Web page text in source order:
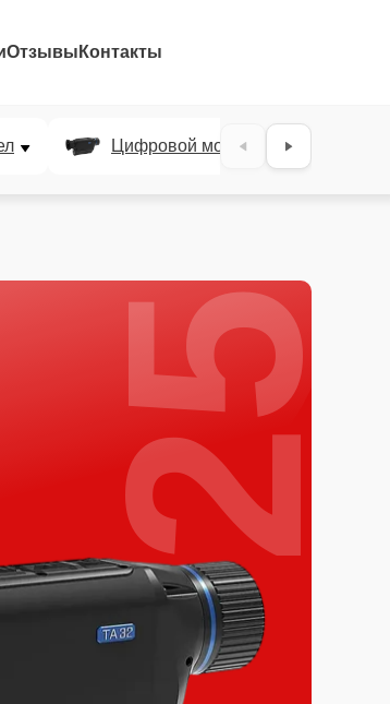
Отзывы Контакты
Цифровой монокуляр
25%